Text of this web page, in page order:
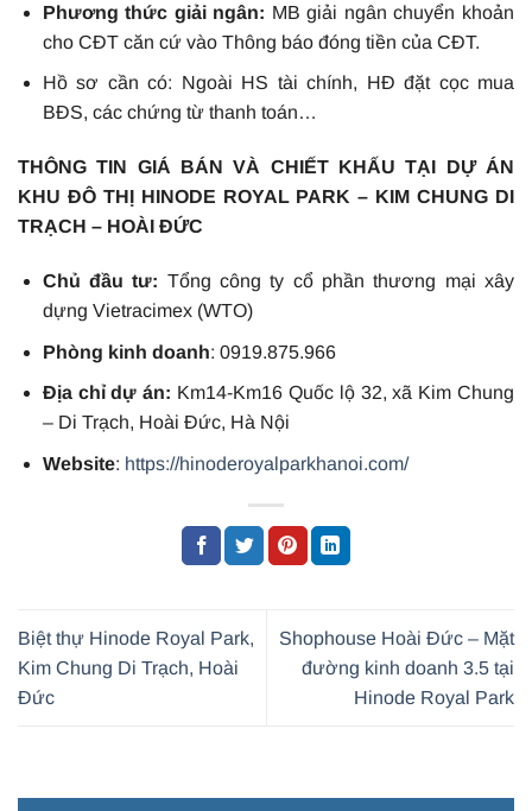
Phươngthức giải ngân: MB giải ngân chuyển khoản
cho CĐT căn cứ vào Thông báo đóng tiền của CĐT.
Hồ sơ cần có: Ngoài HS tài chính, HĐ đặt cọc mua
BĐS, các chứng từ thanh toán…
THÔNG TIN GIÁ BÁN VÀ CHIẾT KHẤU TẠI DỰ ÁN
KHU ĐÔ THỊ HINODE ROYAL PARK – KIM CHUNG DI
TRẠCH – HOÀI ĐỨC
Chủ đầu tư: Tổng công ty cổ phần thương mại xây
dựng Vietracimex (WTO)
Phòng kinh doanh: 0919.875.966
Địa chỉ dự án: Km14-Km16 Quốc lộ 32, xã Kim Chung
– Di Trạch, Hoài Đức, Hà Nội
Website: https://hinoderoyalparkhanoi.com/
Biệt thự Hinode Royal Park,
Kim Chung Di Trạch, Hoài
Đức
Shophouse Hoài Đức – Mặt
đường kinh doanh 3.5 tại
Hinode Royal Park